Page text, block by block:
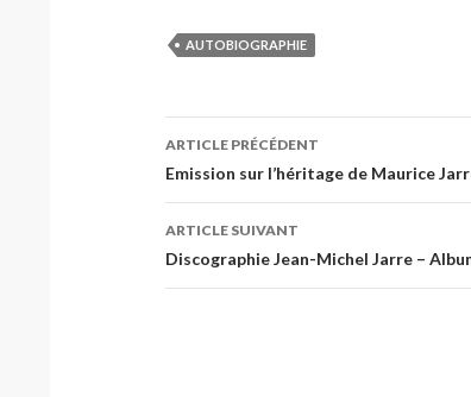
AUTOBIOGRAPHIE
Navigation
des
articles
ARTICLE PRÉCÉDENT
Emission sur l’héritage de Maurice
ARTICLE SUIVANT
Discographie Jean-Michel Jarre –